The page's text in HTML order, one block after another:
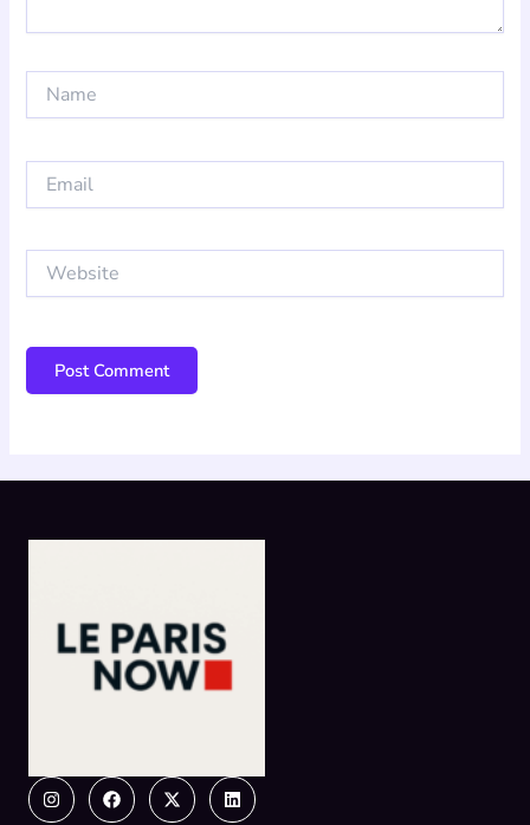
Website
InstagramFacebook
X-
twitter
Linkedin